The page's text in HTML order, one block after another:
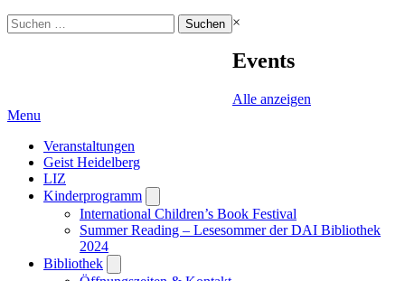
Suchen
nach:
×
Events
Alle anzeigen
Menu
Veranstaltungen
Geist Heidelberg
LIZ
Kinderprogramm
submenu
International Children’s Book Festival
Summer Reading – Lesesommer der DAI Bibliothek
2024
Bibliothek
submenu